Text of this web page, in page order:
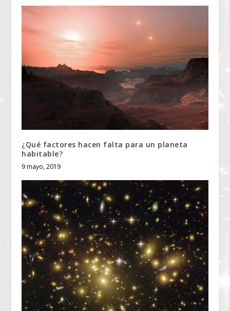
¿Qué factores hacen falta para un planeta
habitable?
9 mayo, 2019